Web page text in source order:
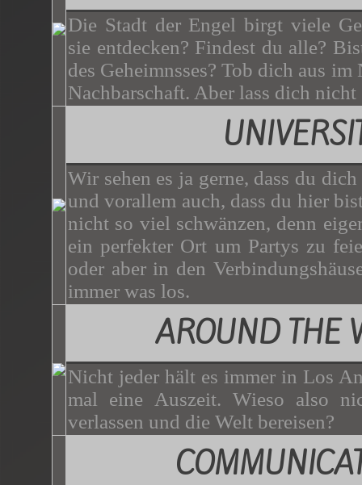
Die Stadt der Engel birgt viele
sie entdecken? Findest du alle?
des Geheimnsses? Tob dich aus
Nachbarschaft. Aber lass dich nicht
Wir sehen es ja gerne, dass du
und vorallem auch, dass du hier
nicht so viel schwänzen, denn
ein perfekter Ort um Partys zu
oder aber in den
immer was los.
AROUND THE
Nicht jeder hält es immer in Los
mal eine Auszeit. Wieso also
verlassen und die Welt bereisen?